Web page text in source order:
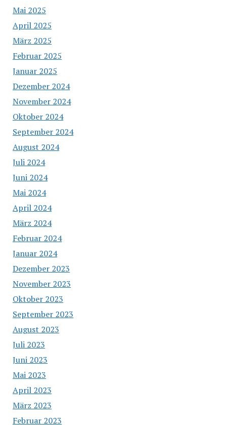
Mai 2025
April 2025
März 2025
Februar 2025
Januar 2025
Dezember 2024
November 2024
Oktober 2024
September 2024
August 2024
Juli 2024
Juni 2024
Mai 2024
April 2024
März 2024
Februar 2024
Januar 2024
Dezember 2023
November 2023
Oktober 2023
September 2023
August 2023
Juli 2023
Juni 2023
Mai 2023
April 2023
März 2023
Februar 2023